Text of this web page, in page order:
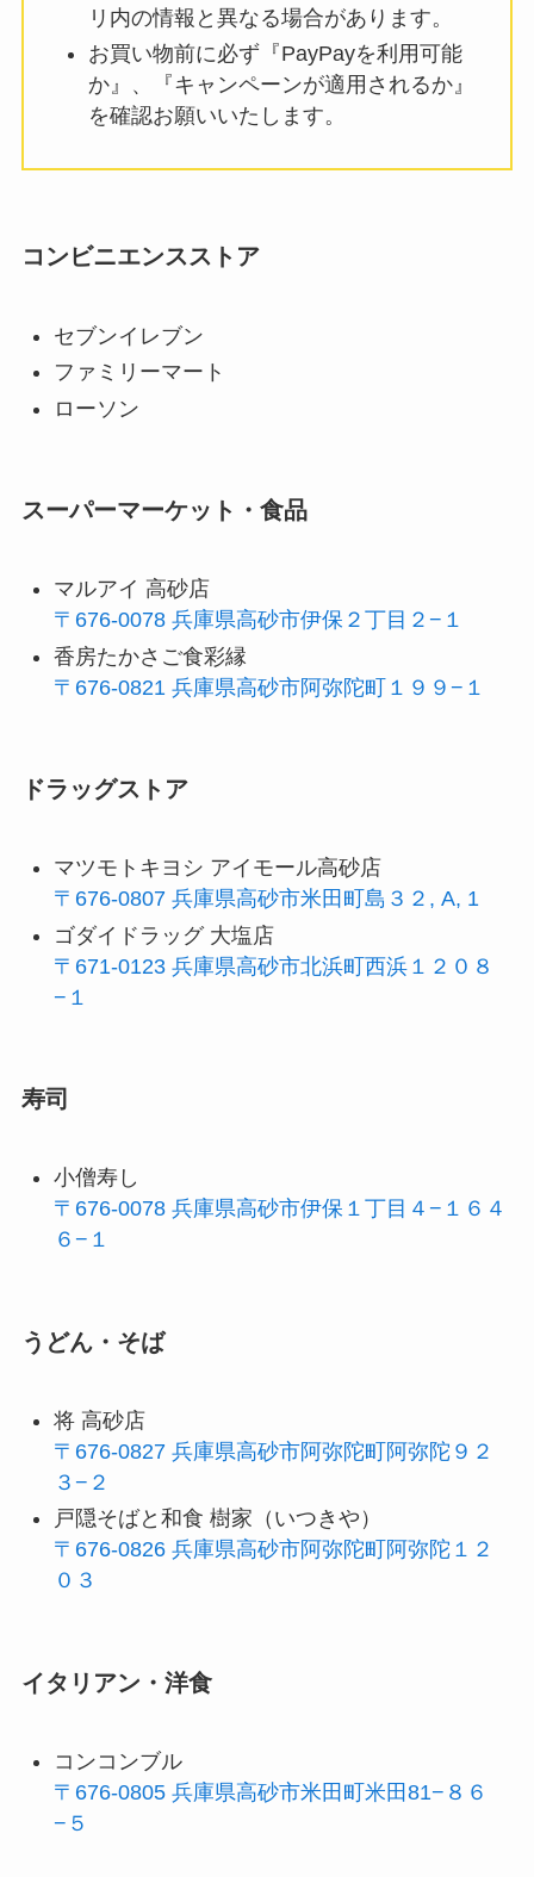
リ内の情報と異なる場合があります。
お買い物前に必ず『PayPayを利用可能
か』、『キャンペーンが適用されるか』
を確認お願いいたします。
コンビニエンスストア
セブンイレブン
ファミリーマート
ローソン
スーパーマーケット・食品
マルアイ 高砂店
〒676-0078 兵庫県高砂市伊保２丁目２−１
香房たかさご食彩縁
〒676-0821 兵庫県高砂市阿弥陀町１９９−１
ドラッグストア
マツモトキヨシ アイモール高砂店
〒676-0807 兵庫県高砂市米田町島３２, A, 1
ゴダイドラッグ 大塩店
〒671-0123 兵庫県高砂市北浜町西浜１２０８
−１
寿司
小僧寿し
〒676-0078 兵庫県高砂市伊保１丁目４−１６４
６−１
うどん・そば
将 高砂店
〒676-0827 兵庫県高砂市阿弥陀町阿弥陀９２
３−２
戸隠そばと和食 樹家（いつきや）
〒676-0826 兵庫県高砂市阿弥陀町阿弥陀１２
０３
イタリアン・洋食
コンコンブル
〒676-0805 兵庫県高砂市米田町米田81−８６
−５